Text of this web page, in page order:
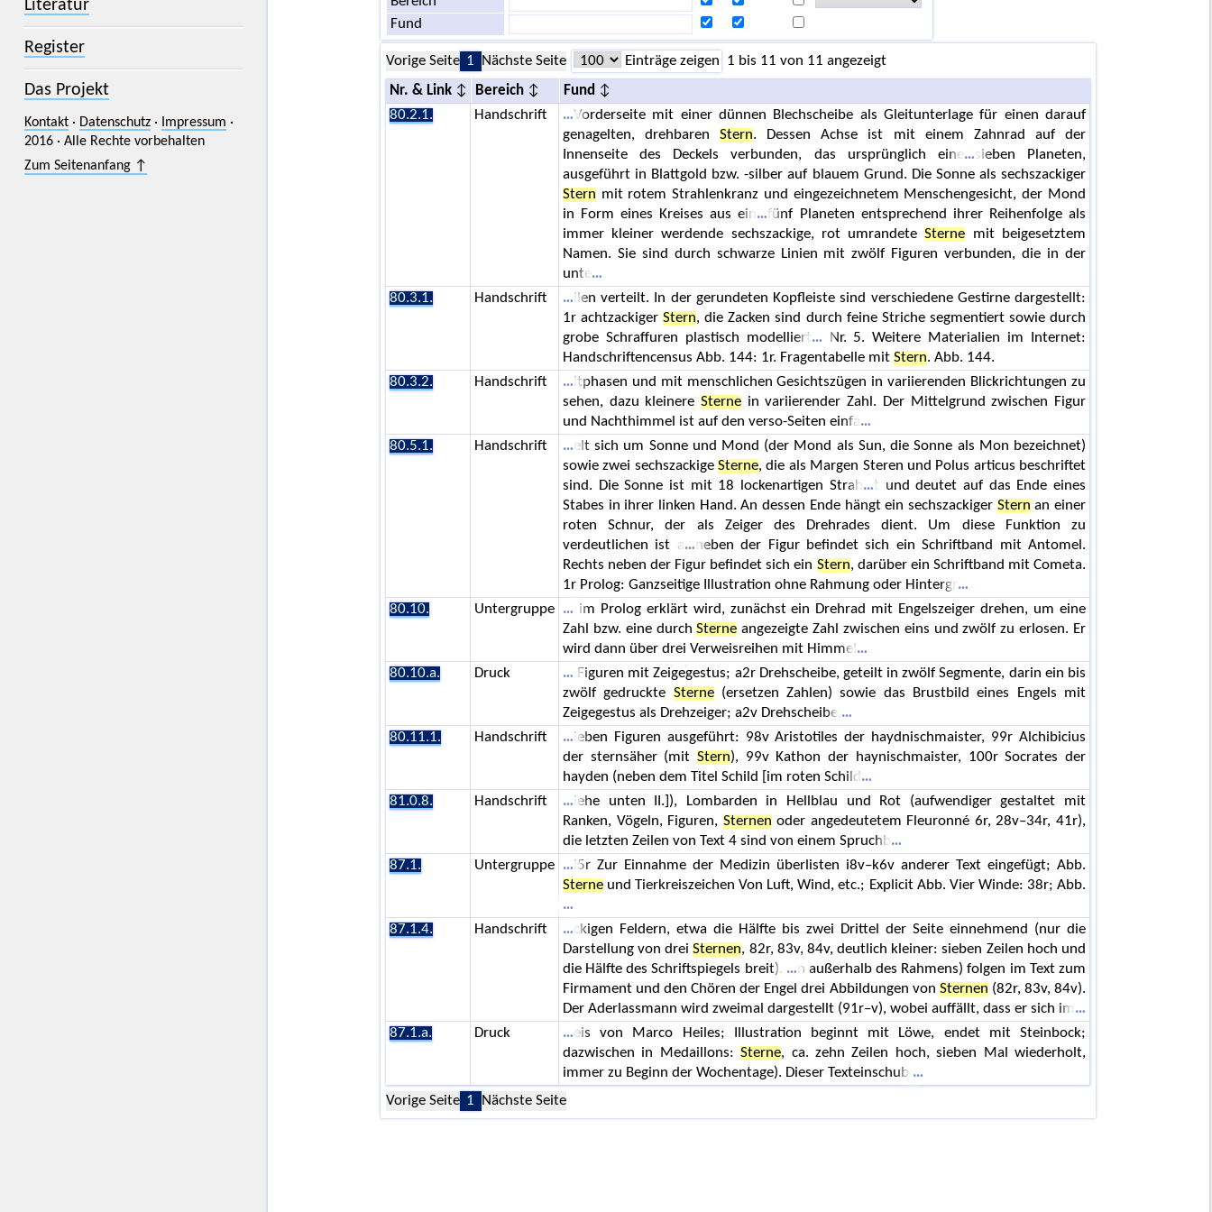
Literatur
Register
Das Projekt
Kontakt· Datenschutz· Impressum ·
2016 · Alle Rechte vorbehalten
Zum Seitenanfang ↑
Fund
Vorige Seite 1 Nächste Seite Einträge zeigen 1 bis 11 von 11 angezeigt
Nr. & Link Bereich
Fund
80.2.1.
Handschrift
Vorderseite mit einer dünnen Blechscheibe als Gleitunterlage für einen darauf
genagelten, drehbarenStern. Dessen Achse ist mit einem Zahnrad auf der
Innenseite des Deckels verbunden, das ursprünglich eine
sieben Planeten,
ausgeführt in Blattgold bzw. -silber auf blauem Grund. Die Sonne als sechszackiger
Stern mit rotem Strahlenkranz und eingezeichnetem Menschengesicht, der Mond
in Form eines Kreises aus ein
fünf Planeten entsprechend ihrer Reihenfolge als
immer kleiner werdende sechszackige, rot umrandeteSterne mit beigesetztem
Namen. Sie sind durch schwarze Linien mit zwölf Figuren verbunden, die in der
unte
80.3.1.
Handschrift
ilen verteilt. In der gerundeten Kopfleiste sind verschiedene Gestirne dargestellt:
1r achtzackigerStern, die Zacken sind durch feine Striche segmentiert sowie durch
grobe Schraffuren plastisch modelliert
Nr. 5. Weitere Materialien im Internet:
Handschriftencensus Abb. 144: 1r. Fragentabelle mit Stern. Abb. 144.
80.3.2.
Handschrift
itphasen und mit menschlichen Gesichtszügen in variierenden Blickrichtungen zu
sehen, dazu kleinereSterne in variierender Zahl. Der Mittelgrund zwischen Figur
und Nachthimmel ist auf den verso-Seiten einfa
80.5.1.
Handschrift
elt sich um Sonne und Mond (der Mond als Sun, die Sonne als Mon bezeichnet)
sowie zwei sechszackigeSterne, die als Margen Steren und Polus articus beschriftet
sind. Die Sonne ist mit 18 lockenartigen Strah
t und deutet auf das Ende eines
Stabes in ihrer linken Hand. An dessen Ende hängt ein sechszackiger Stern an einer
roten Schnur, der als Zeiger des Drehrades dient. Um diese Funktion zu
verdeutlichen ist a
neben der Figur befindet sich ein Schriftband mit Antomel.
Rechts neben der Figur befindet sich ein Stern, darüber ein Schriftband mit Cometa.
1r Prolog: Ganzseitige Illustration ohne Rahmung oder Hintergr
80.10.
Untergruppe
im Prolog erklärt wird, zunächst ein Drehrad mit Engelszeiger drehen, um eine
Zahl bzw. eine durchSterne angezeigte Zahl zwischen eins und zwölf zu erlosen. Er
wird dann über drei Verweisreihen mit Himmel
80.10.a.
Druck
Figuren mit Zeigegestus; a2r Drehscheibe, geteilt in zwölf Segmente, darin ein bis
zwölf gedruckte Sterne(ersetzen Zahlen) sowie das Brustbild eines Engels mit
Zeigegestus als Drehzeiger; a2v Drehscheibe,
80.11.1.
Handschrift
ieben Figuren ausgeführt: 98v Aristotiles der haydnischmaister, 99r Alchibicius
der sternsäher (mitStern), 99v Kathon der haynischmaister, 100r Socrates der
hayden (neben dem Titel Schild [im roten Schild
81.0.8.
Handschrift
iehe unten II.]), Lombarden in Hellblau und Rot (aufwendiger gestaltet mit
Ranken, Vögeln, Figuren, Sternen oder angedeutetem Fleuronné 6r, 28v–34r, 41r),
die letzten Zeilen von Text 4 sind von einem Spruchb
87.1.
Untergruppe
i5r Zur Einnahme der Medizin überlisten i8v–k6v anderer Text eingefügt; Abb.
Sterneund Tierkreiszeichen Von Luft, Wind, etc.; Explicit Abb. Vier Winde: 38r; Abb.
87.1.4. Handschrift
ckigen Feldern, etwa die Hälfte bis zwei Drittel der Seite einnehmend (nur die
Darstellung von dreiSternen, 82r, 83v, 84v, deutlich kleiner: sieben Zeilen hoch und
die Hälfte des Schriftspiegels breit).
n außerhalb des Rahmens) folgen im Text zum
Firmament und den Chören der Engel drei Abbildungen von Sternen (82r, 83v, 84v).
Der Aderlassmann wird zweimal dargestellt (91r–v), wobei auffällt, dass er sich im
87.1.a.
Druck
eis von Marco Heiles; Illustration beginnt mit Löwe, endet mit Steinbock;
dazwischen in Medaillons:Sterne, ca. zehn Zeilen hoch, sieben Mal wiederholt,
immer zu Beginn der Wochentage). Dieser Texteinschub
Vorige Seite 1 Nächste Seite